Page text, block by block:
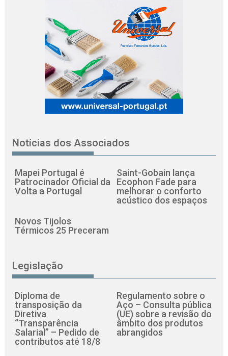
Notícias dos Associados
Mapei Portugal é
Patrocinador Oficial da
Volta a Portugal
Saint-Gobain lança
Ecophon Fade para
melhorar o conforto
acústico dos espaços
Novos Tijolos
Térmicos 25 Preceram
Legislação
Diploma de
transposição da
Diretiva
“Transparência
Salarial” – Pedido de
contributos até 18/8
Regulamento sobre o
Aço – Consulta pública
(UE) sobre a revisão do
âmbito dos produtos
abrangidos